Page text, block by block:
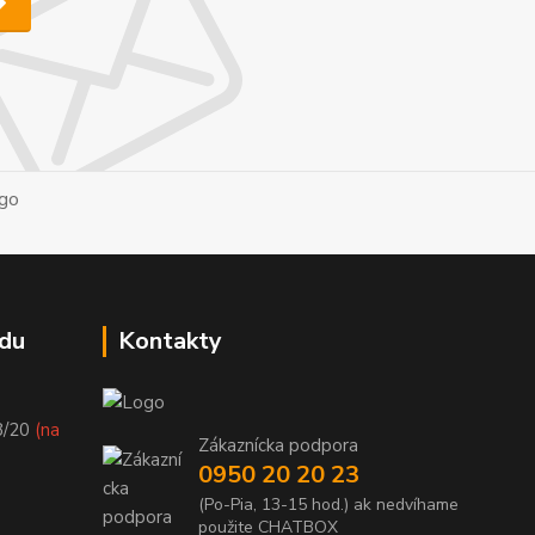
20 (na
Kontakty
Zákaznícka podpora
0950 20 20 23
(Po-Pia, 13-15 hod.) ak nedvíhame
použite CHATBOX